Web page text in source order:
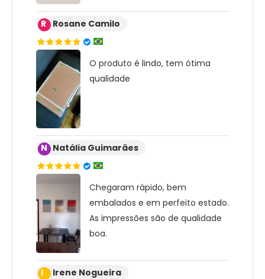
R Rosane Camilo
O produto é lindo, tem ótima
qualidade
N Natália Guimarães
Chegaram rápido, bem
embalados e em perfeito estado.
As impressões são de qualidade
boa.
I Irene Nogueira